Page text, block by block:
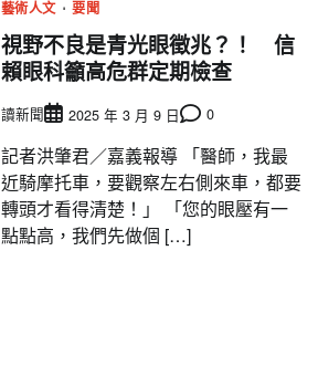
藝術人文 要聞
視野不良是青光眼徵兆？！ 信
賴眼科籲高危群定期檢查
讀新聞 2025 年 3 月 9 日 0
記者洪肇君／嘉義報導 「醫師，我最
近騎摩托車，要觀察左右側來車，都要
轉頭才看得清楚！」 「您的眼壓有一
點點高，我們先做個 […]